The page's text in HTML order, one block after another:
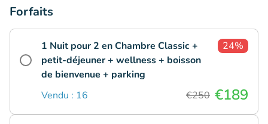
Forfaits
1 Nuit pour 2 en Chambre Classic +
petit-déjeuner + wellness + boisson
de bienvenue + parking
24%
Vendu : 16 €250 €189